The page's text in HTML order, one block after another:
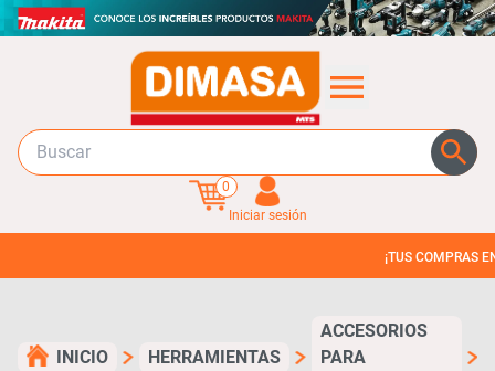
0
Iniciar sesión
¡TUS COMPRAS EN 3
INICIO HERRAMIENTAS
ACCESORIOS
PARA